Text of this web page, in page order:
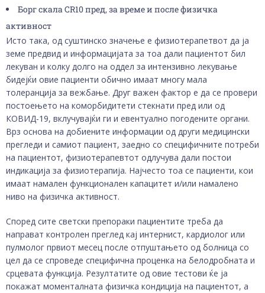
Борг скала CR10 пред, за време и после физичка
активност
Исто така, од суштинско значење е физиотерапетвот да ја
земе предвид и информацијата за тоа дали пациентот бил
лекуван и колку долго на оддел за интензивно лекување
бидејќи овие пациенти обично имаат многу мала
толеранција за вежбање. Друг важен фактор е да се провери
постоењето на коморбидитети стекнати пред или од
КОВИД-19, вклучувајќи ги и евентуално погодените органи.
Врз основа на добиените информации од други медицински
прегледи и самиот пациент, заедно со специфичните потреби
на пациентот, физиотерапевтот одлучува дали постои
индикација за физиотерапија. Најчесто тоа се пациенти, кои
имаат намален функционален капацитет и/или намалено
ниво на физичка активност.
Според сите светски препораки пациентите треба да
направат контролен преглед кај интернист, кардиолог или
пулмолог првиот месец после отпуштањето од болница со
цел да се спроведе специфична проценка на белодробната и
срцевата функција. Резултатите од овие тестови ќе ја
покажат моменталната физичка кондиција на пациентот, а